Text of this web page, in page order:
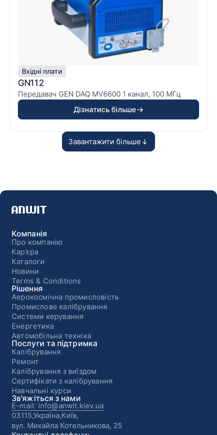
Вхідні плати
GN112
Передавач GEN DAQ MV6600 1 канал, 100 MГц
Дізнатись більше
Завантажити більше
Компанія
Про компанію
Кар’єра
Каталоги
Новини
Terms & Conditions
Рішення
Аерокосмічна промисловість
Промислове калібрування
Системи керування
Енергетика
Автомобільна техніка
Послуги та підтримка
Калібрування
Ремонт
Калібрування з виїздом
Сертифікати з калібрування
Навчальні курси
Зв'яжіться з нами
E-mail: info@anwit.kiev.ua
03115,Україна,Київ,
вул. Михайла Котельникова, 25